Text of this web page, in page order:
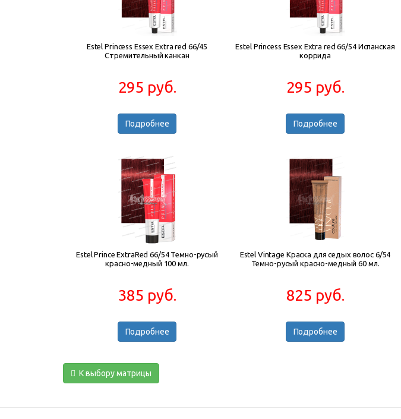
Estel Princess Essex Extra red 66/45
Стремительный канкан
295 руб.
Подробнее
Estel Princess Essex Extra red 66/54 Испанская
коррида
295 руб.
Подробнее
Estel Prince ExtraRed 66/54 Темно-русый
красно-медный 100 мл.
385 руб.
Подробнее
Estel Vintage Краска для седых волос 6/54
Темно-русый красно-медный 60 мл.
825 руб.
Подробнее
К выбору матрицы